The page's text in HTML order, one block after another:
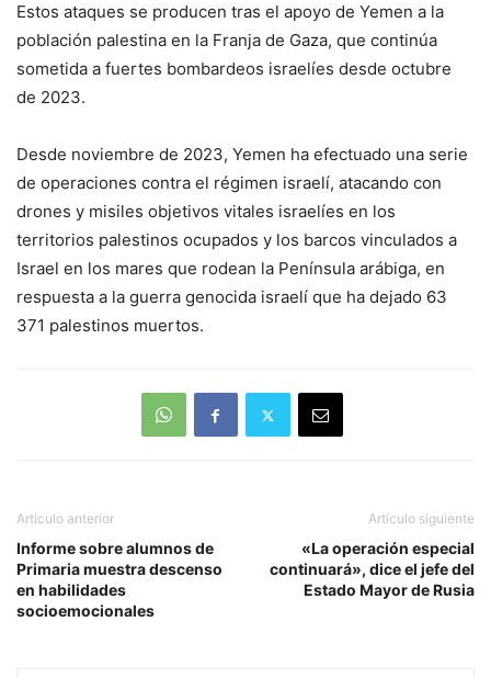
Estos ataques se producen tras el apoyo de Yemen a la
población palestina en la Franja de Gaza, que continúa
sometida a fuertes bombardeos israelíes desde octubre
de 2023.
Desde noviembre de 2023, Yemen ha efectuado una serie
de operaciones contra el régimen israelí, atacando con
drones y misiles objetivos vitales israelíes en los
territorios palestinos ocupados y los barcos vinculados a
Israel en los mares que rodean la Península arábiga, en
respuesta a la guerra genocida israelí que ha dejado 63
371 palestinos muertos.
Artículo anterior
Informe sobre alumnos de
Primaria muestra descenso
en habilidades
socioemocionales
Artículo siguiente
«La operación especial
continuará», dice el jefe del
Estado Mayor de Rusia